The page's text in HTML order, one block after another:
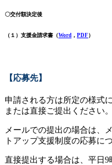
〇交付額決定後
（１）支援金請求書（Word ， PDF ）
【応募先】
申請される方は所定の様式
または直接ご提出ください。
メールでの提出の場合は、
トアップ支援制度の応募に
直接提出する場合は、平日9